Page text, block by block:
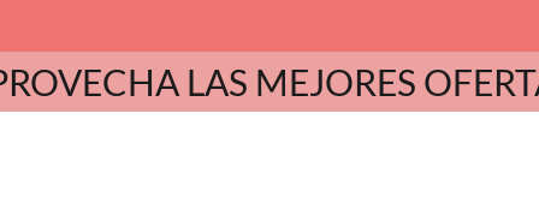
LAS MEJORES